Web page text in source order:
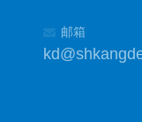
邮箱